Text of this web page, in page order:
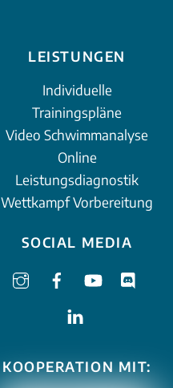
LEISTUNGEN
Individuelle
Trainingspläne
Video Schwimmanalyse
Online
Leistungsdiagnostik
Wettkampf Vorbereitung
SOCIAL MEDIA
KOOPERATION MIT: